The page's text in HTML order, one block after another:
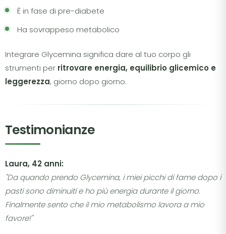
È in fase di pre-diabete
Ha sovrappeso metabolico
Integrare Glycemina significa dare al tuo corpo gli
strumenti per ritrovare energia, equilibrio glicemico e
leggerezza, giorno dopo giorno.
Testimonianze
Laura, 42 anni:
"Da quando prendo Glycemina, i miei picchi di fame dopo i
pasti sono diminuiti e ho più energia durante il giorno.
Finalmente sento che il mio metabolismo lavora a mio
favore!"